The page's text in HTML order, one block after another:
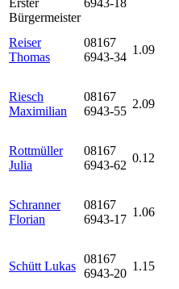
Erster
Bürgermeister
6943-18
Reiser
Thomas
08167
6943-34
1.09
Riesch
Maximilian
08167
6943-55
2.09
Rottmüller
Julia
08167
6943-62
0.12
Schranner
Florian
08167
6943-17
1.06
Schütt Lukas
08167
6943-20
1.15